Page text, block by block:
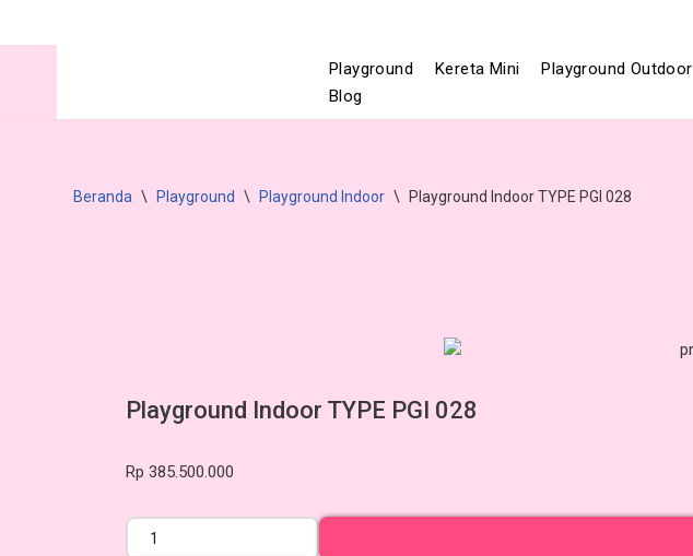
Playground Kereta Mini Playground Outdoor
Blog
Beranda \ Playground \ Playground Indoor \ Playground Indoor TYPE PGI 028
Playground Indoor TYPE PGI 028
Rp 385.500.000